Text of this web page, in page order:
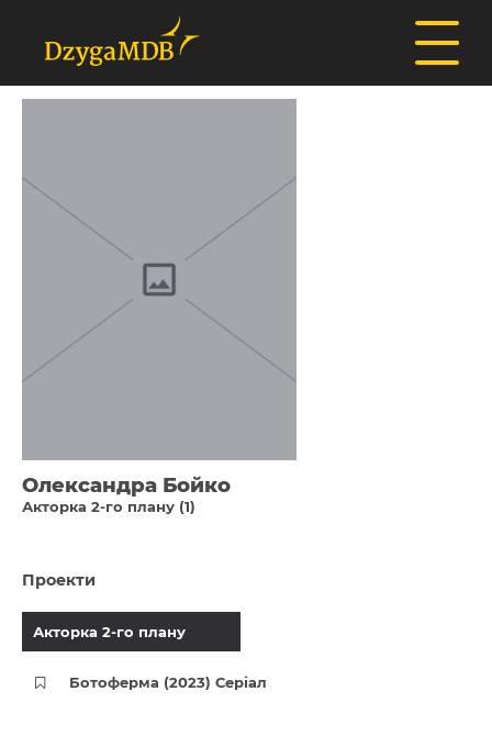
Олександра Бойко
Акторка 2-го плану (1)
Проекти
Акторка 2-го плану
Ботоферма (2023) Серіал